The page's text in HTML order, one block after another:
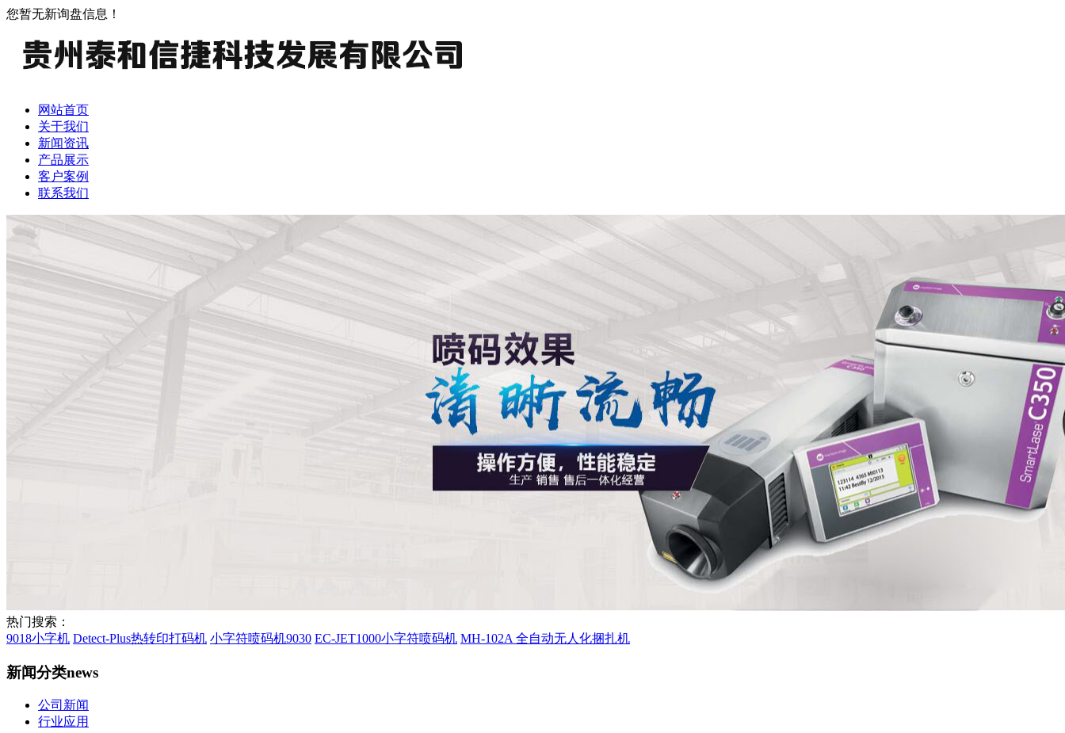
您暂无新询盘信息！
网站首页
关于我们
新闻资讯
产品展示
客户案例
联系我们
热门搜索：
9018小字机 Detect-Plus热转印打码机 小字符喷码机9030 EC-JET1000小字符喷码机 MH-102A 全自动无人化捆扎机
新闻分类news
公司新闻
行业应用